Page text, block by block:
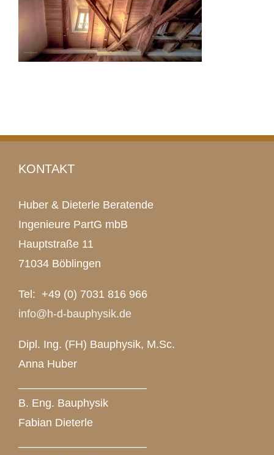
KONTAKT
Huber & Dieterle Beratende
Ingenieure PartG mbB
Hauptstraße 11
71034 Böblingen
Tel: +49 (0) 7031 816 966
info@h-d-bauphysik.de
Dipl. Ing. (FH) Bauphysik, M.Sc.
Anna Huber
B. Eng. Bauphysik
Fabian Dieterle